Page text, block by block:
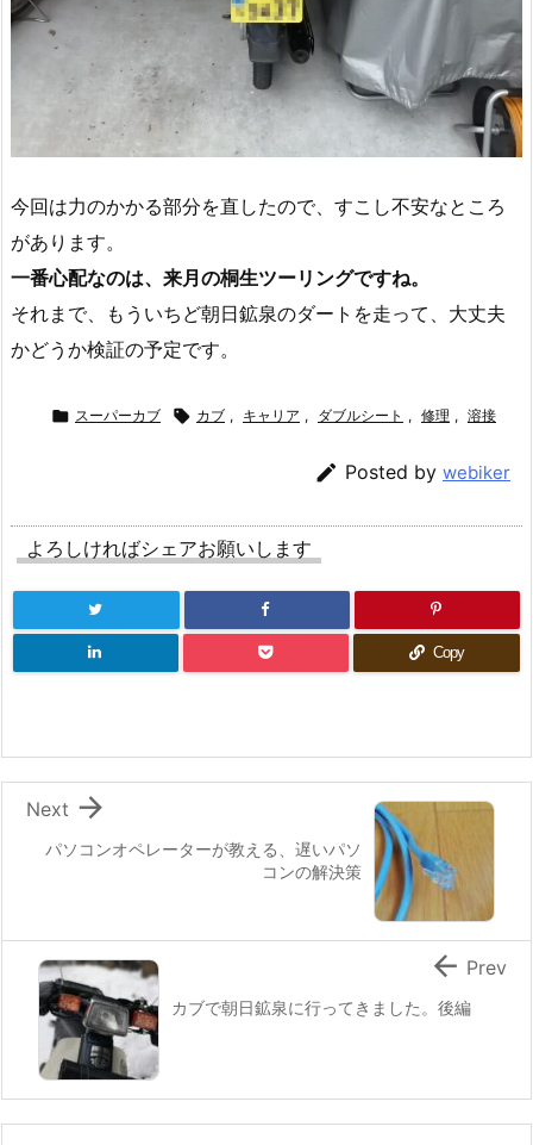
今回は力のかかる部分を直したので、すこし不安なところ
があります。
一番心配なのは、来月の桐生ツーリングですね。
それまで、もういちど朝日鉱泉のダートを走って、大丈夫
かどうか検証の予定です。
 スーパーカブ  カブ , キャリア , ダブルシート , 修理 , 溶接
 Posted by webiker
よろしければシェアお願いします
Copy
パソコンオペレーターが教える、遅いパソ
コンの解決策

Next
カブで朝日鉱泉に行ってきました。後編
 Prev